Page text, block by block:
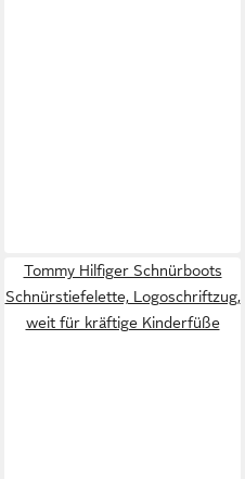
Tommy Hilfiger Schnürboots
Schnürstiefelette, Logoschriftzug,
weit für kräftige Kinderfüße